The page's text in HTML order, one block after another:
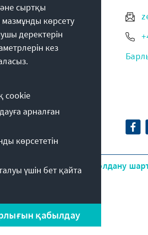
Stiftung setzt sich
durch politische
Freiheit und
fördern und bewahren
die Soziale
Entwicklung und
Деректерді қорғау Қолдану
сыртқы
мазмұнды көрсету
деректерін
кез
cookie
арналған
көрсететін
үшін бет қайта
қабылдау